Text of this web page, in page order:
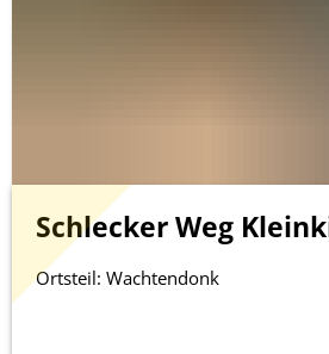
Schlecker Weg
Ortsteil: Wachtendonk